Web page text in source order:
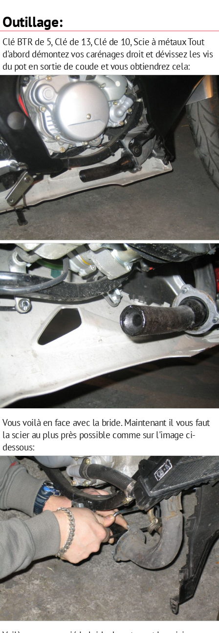
Outillage:
Clé BTR de 5, Clé de 13, Clé de 10, Scie à métaux Tout
d'abord démontez vos carénages droit et dévissez les vis
du pot en sortie de coude et vous obtiendrez cela:
Vous voilà en face avec la bride. Maintenant il vous faut
la scier au plus près possible comme sur l'image ci-
dessous: